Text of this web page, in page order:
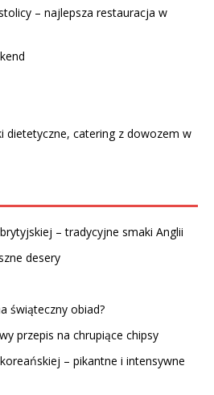
– najlepsza restauracja w
dietetyczne, catering z dowozem w
– tradycyjne smaki Anglii
desery
świąteczny obiad?
przepis na chrupiące chipsy
– pikantne i intensywne